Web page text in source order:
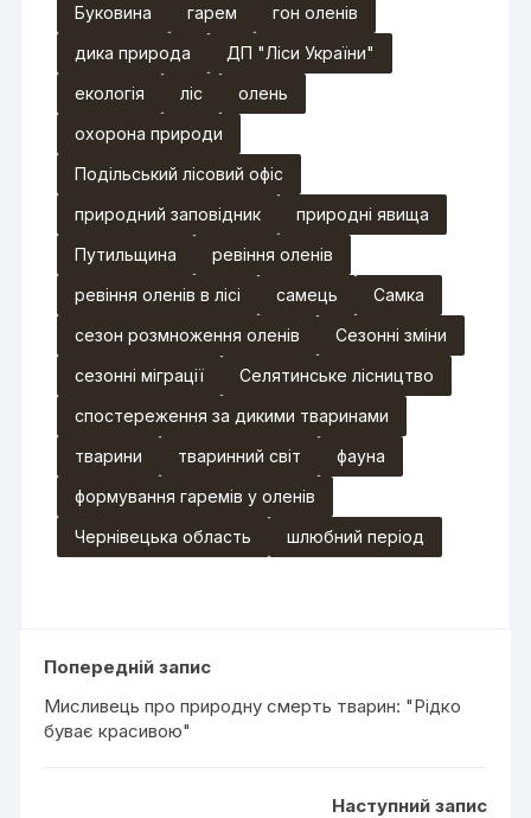
Буковина гарем
гон оленів
дика природа
ДП "Ліси України"
екологія
ліс
олень
охорона природи
Подільський лісовий офіс
природний заповідник
природні явища
Путильщина
ревіння оленів
ревіння оленів в лісі
самець
Самка
сезон розмноження оленів
Сезонні зміни
сезонні міграції
Селятинське лісництво
спостереження за дикими тваринами
тварини
тваринний світ
фауна
формування гаремів у оленів
Чернівецька область
шлюбний період
Попередній запис
Мисливець про природну смерть тварин: "Рідко
буває красивою"
Наступний запис